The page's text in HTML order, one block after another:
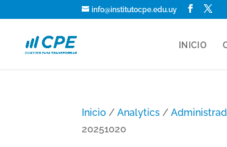
info@institutocpe.edu.uy
INICIO
Inicio /Analytics /
20251020